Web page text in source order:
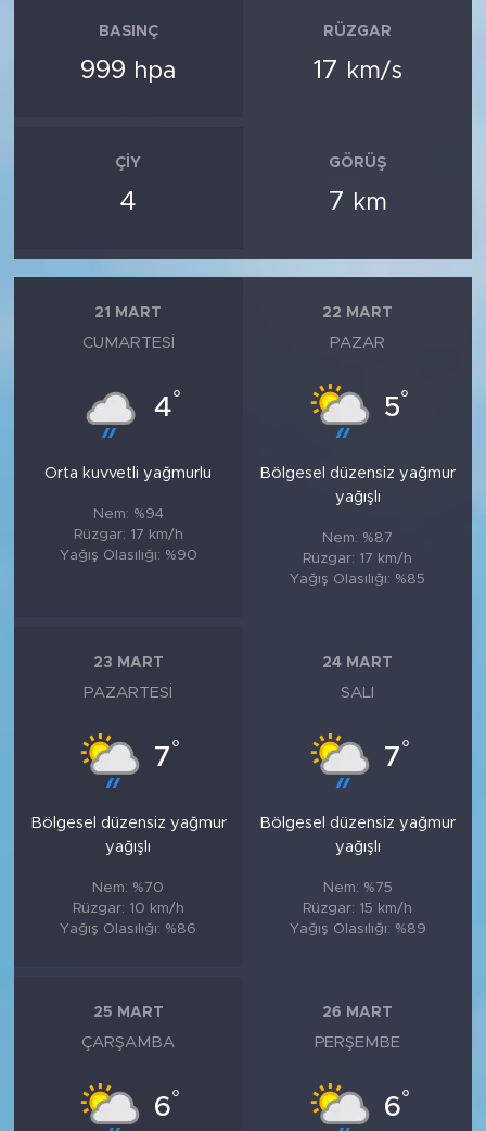
BASINÇ
999 hpa
RÜZGAR
17 km/s
ÇIY
4
GÖRÜŞ
7 km
21 MART
CUMARTESI
4°
Orta kuvvetli yağmurlu
Nem: %94
Rüzgar: 17 km/h
Yağış Olasılığı: %90
22 MART
PAZAR
5°
Bölgesel düzensiz yağmur
yağışlı
Nem: %87
Rüzgar: 17 km/h
Yağış Olasılığı: %85
23 MART
PAZARTESI
7°
Bölgesel düzensiz yağmur
yağışlı
Nem: %70
Rüzgar: 10 km/h
Yağış Olasılığı: %86
24 MART
SALI
7°
Bölgesel düzensiz yağmur
yağışlı
Nem: %75
Rüzgar: 15 km/h
Yağış Olasılığı: %89
25 MART
ÇARŞAMBA
6°
26 MART
PERŞEMBE
6°